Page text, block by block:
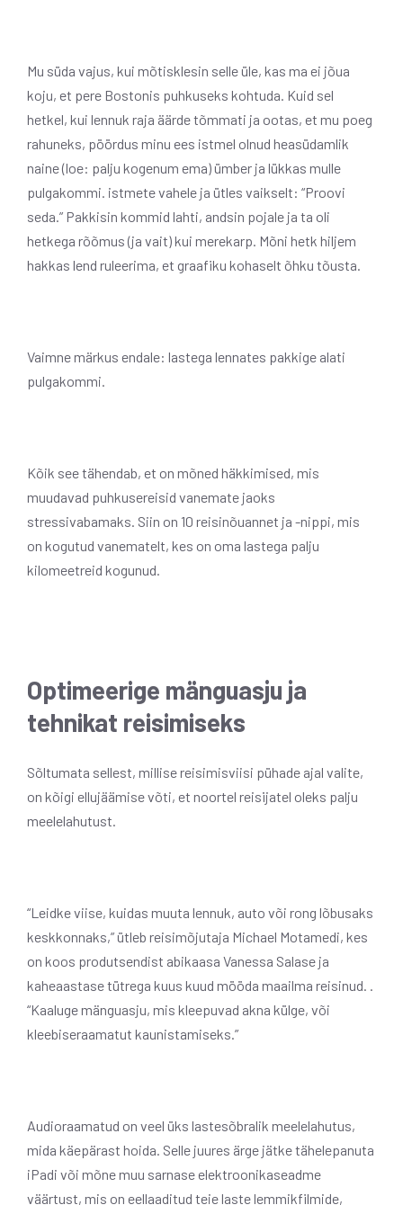
Mu süda vajus, kui mõtisklesin selle üle, kas ma ei jõua
koju, et pere Bostonis puhkuseks kohtuda. Kuid sel
hetkel, kui lennuk raja äärde tõmmati ja ootas, et mu poeg
rahuneks, pöördus minu ees istmel olnud heasüdamlik
naine (loe: palju kogenum ema) ümber ja lükkas mulle
pulgakommi. istmete vahele ja ütles vaikselt: “Proovi
seda.” Pakkisin kommid lahti, andsin pojale ja ta oli
hetkega rõõmus (ja vait) kui merekarp. Mõni hetk hiljem
hakkas lend ruleerima, et graafiku kohaselt õhku tõusta.
Vaimne märkus endale: lastega lennates pakkige alati
pulgakommi.
Kõik see tähendab, et on mõned häkkimised, mis
muudavad puhkusereisid vanemate jaoks
stressivabamaks. Siin on 10 reisinõuannet ja -nippi, mis
on kogutud vanematelt, kes on oma lastega palju
kilomeetreid kogunud.
Optimeerige mänguasju ja
tehnikat reisimiseks
Sõltumata sellest, millise reisimisviisi pühade ajal valite,
on kõigi ellujäämise võti, et noortel reisijatel oleks palju
meelelahutust.
“Leidke viise, kuidas muuta lennuk, auto või rong lõbusaks
keskkonnaks,” ütleb reisimõjutaja Michael Motamedi, kes
on koos produtsendist abikaasa Vanessa Salase ja
kaheaastase tütrega kuus kuud mööda maailma reisinud. .
“Kaaluge mänguasju, mis kleepuvad akna külge, või
kleebiseraamatut kaunistamiseks.”
Audioraamatud on veel üks lastesõbralik meelelahutus,
mida käepärast hoida. Selle juures ärge jätke tähelepanuta
iPadi või mõne muu sarnase elektroonikaseadme
väärtust, mis on eellaaditud teie laste lemmikfilmide,